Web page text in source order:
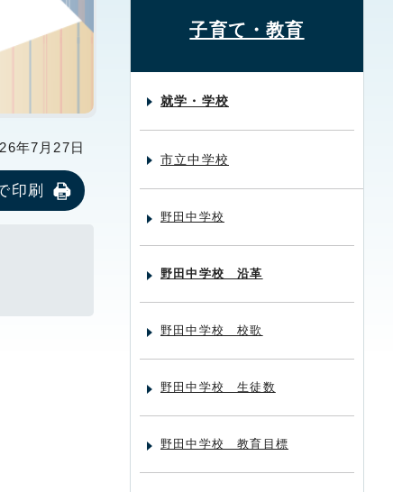
年7月27日
印刷
子育て・教育
就学・学校
市立中学校
野田中学校
野田中学校 沿革
野田中学校 校歌
野田中学校 生徒数
野田中学校 教育目標